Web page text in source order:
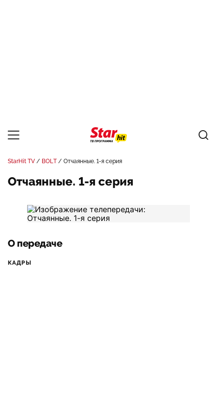
StarHit TV BOLT Отчаянные. 1-я серия
Отчаянные. 1-я серия
О передаче
КАДРЫ